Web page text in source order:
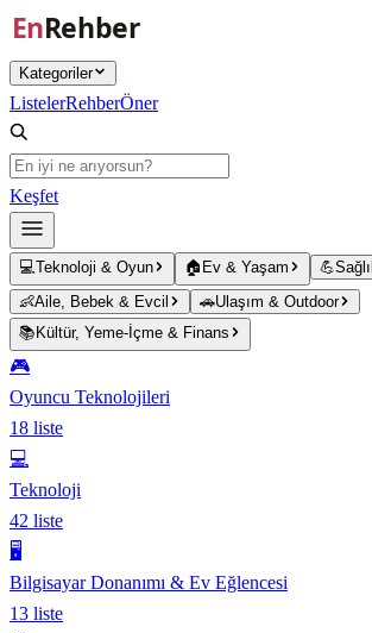
Ana içeriğe atla
Kategoriler
ListelerRehberÖner
Keşfet
💻Teknoloji & Oyun 🏠 Ev & Yaşam 💪
👶Aile, Bebek & Evcil 🚗Ulaşım & Outdoor
📚 Kültür, Yeme-İçme & Finans
🎮
Oyuncu Teknolojileri
18 liste
💻
Teknoloji
42 liste
🖥️
Bilgisayar Donanımı & Ev Eğlencesi
13 liste